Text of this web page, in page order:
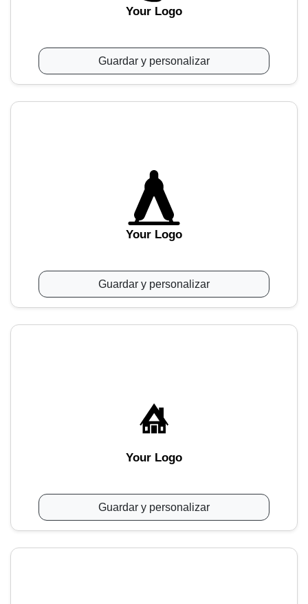
Your Logo
Guardar y personalizar
Your Logo
Guardar y personalizar
Your Logo
Guardar y personalizar